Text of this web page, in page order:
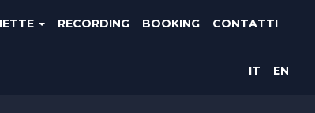
RECORDING BOOKING CONTATTI
IT EN